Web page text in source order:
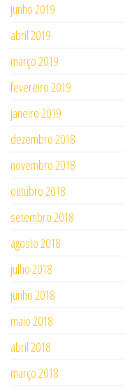
junho 2019
abril 2019
março 2019
fevereiro 2019
janeiro 2019
dezembro 2018
novembro 2018
outubro 2018
setembro 2018
agosto 2018
julho 2018
junho 2018
maio 2018
abril 2018
março 2018